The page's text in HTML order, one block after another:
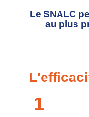
Le SNALC
au plus
1